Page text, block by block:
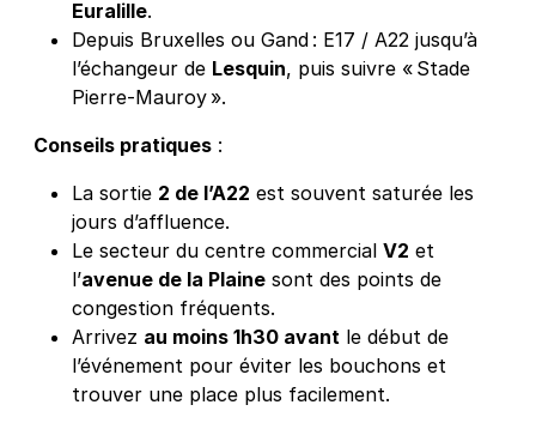
Euralille.
Depuis Bruxelles ou Gand : E17 / A22 jusqu’à
l’échangeur de Lesquin, puis suivre « Stade
Pierre‑Mauroy ».
Conseils pratiques :
La sortie 2 de l’A22 est souvent saturée les
jours d’affluence.
Le secteur du centre commercial V2 et
l’avenue de la Plaine sont des points de
congestion fréquents.
Arrivez au moins 1h30 avant le début de
l’événement pour éviter les bouchons et
trouver une place plus facilement.